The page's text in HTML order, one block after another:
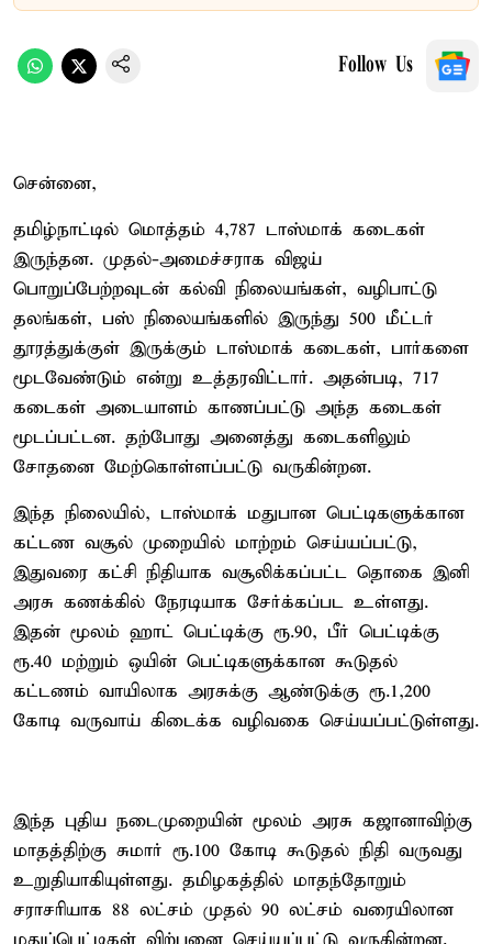
Follow Us
சென்னை,
தமிழ்நாட்டில் மொத்தம் 4,787 டாஸ்மாக் கடைகள்
இருந்தன. முதல்-அமைச்சராக விஜய்
பொறுப்பேற்றவுடன் கல்வி நிலையங்கள், வழிபாட்டு
தலங்கள், பஸ் நிலையங்களில் இருந்து 500 மீட்டர்
தூரத்துக்குள் இருக்கும் டாஸ்மாக் கடைகள், பார்களை
மூடவேண்டும் என்று உத்தரவிட்டார். அதன்படி, 717
கடைகள் அடையாளம் காணப்பட்டு அந்த கடைகள்
மூடப்பட்டன. தற்போது அனைத்து கடைகளிலும்
சோதனை மேற்கொள்ளப்பட்டு வருகின்றன.
இந்த நிலையில், டாஸ்மாக் மதுபான பெட்டிகளுக்கான
கட்டண வசூல் முறையில் மாற்றம் செய்யப்பட்டு,
இதுவரை கட்சி நிதியாக வசூலிக்கப்பட்ட தொகை இனி
அரசு கணக்கில் நேரடியாக சேர்க்கப்பட உள்ளது.
இதன் மூலம் ஹாட் பெட்டிக்கு ரூ.90, பீர் பெட்டிக்கு
ரூ.40 மற்றும் ஒயின் பெட்டிகளுக்கான கூடுதல்
கட்டணம் வாயிலாக அரசுக்கு ஆண்டுக்கு ரூ.1,200
கோடி வருவாய் கிடைக்க வழிவகை செய்யப்பட்டுள்ளது.
இந்த புதிய நடைமுறையின் மூலம் அரசு கஜானாவிற்கு
மாதத்திற்கு சுமார் ரூ.100 கோடி கூடுதல் நிதி வருவது
உறுதியாகியுள்ளது. தமிழகத்தில் மாதந்தோறும்
சராசரியாக 88 லட்சம் முதல் 90 லட்சம் வரையிலான